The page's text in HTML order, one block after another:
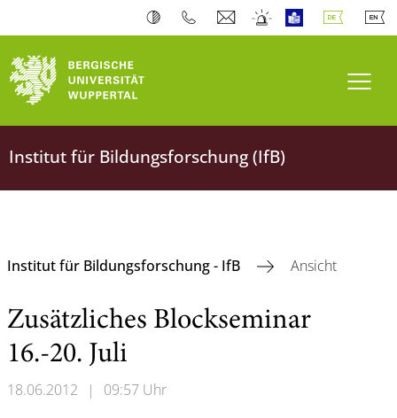
Institut für Bildungsforschung (IfB)
Institut für Bildungsforschung - IfB Ansicht
Zusätzliches Blockseminar
16.-20. Juli
18.06.2012 | 09:57 Uhr